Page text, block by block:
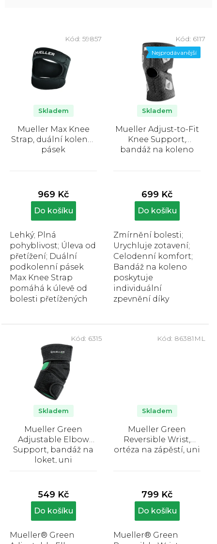
u
Mueller Max Knee
Strap, duální kolenní
pásek
produktu
je
4,1
hvězdiček.
Skladem
969 Kč
Do košíku
Lehký; Plná
pohyblivost; Úleva od
přetížení; Duální
podkolenní pásek
Max Knee Strap
pomáhá k úlevě od
bolesti přetížených
Kód: 59857
Nejprodávanější
Mueller Adjust-to-Fit
Knee Support,
bandáž na koleno
produktu
je
3,9
hvězdiček.
Skladem
699 Kč
Do košíku
Zmírnění bolesti;
Urychluje zotavení;
Celodenní komfort;
Bandáž na koleno
poskytuje
individuální
zpevnění díky
umožňují plnou...
Kód: 6117
Mueller Green
Adjustable Elbow
Support, bandáž na
loket, uni
produktu
je
4,5
hvězdiček.
Skladem
549 Kč
Do košíku
Mueller® Green
Kód: 6315
Mueller Green
Reversible Wrist,
ortéza na zápěstí, uni
produktu
je
5,0
hvězdiček.
Skladem
799 Kč
Do košíku
Mueller® Green
Kód: 86381ML